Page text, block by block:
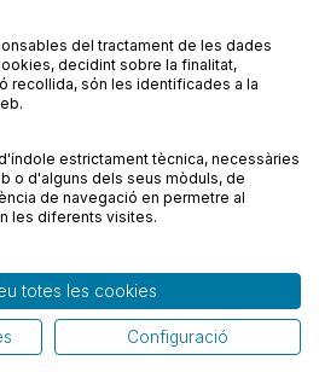
Condicions d’ús
Política de privadesa
FAQs
Contacte
– Tots els drets reservats
del tractament de les dades
decidint sobre la finalitat,
recollida, són les identificades a la
estrictament tècnica, necessàries
o d'alguns dels seus mòduls, de
de navegació en permetre al
les diferents visites.
totes les cookies
Configuració